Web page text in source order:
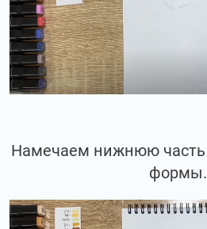
Намечаем нижнюю часть
формы.